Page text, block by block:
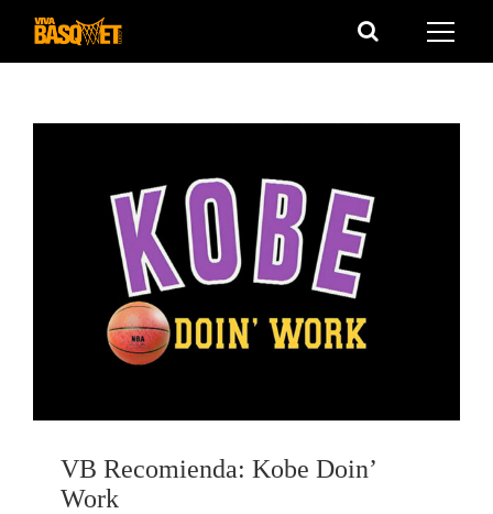
Saltar
VB Recomienda: Kobe Doin’
Work